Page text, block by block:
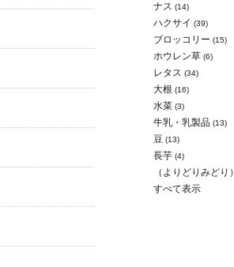
ナス (14)
ハクサイ (39)
ブロッコリー (15)
ホウレン草 (6)
レタス (34)
大根 (16)
水菜 (3)
牛乳・乳製品 (13)
豆 (13)
長芋 (4)
（よりどりみどり）
すべて表示